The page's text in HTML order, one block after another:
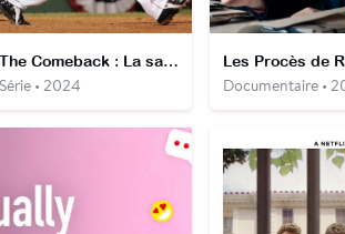
The Comeback : La saison la plus surprenante des Boston Red Sox
• 2024
Les Procès de
Documentaire •